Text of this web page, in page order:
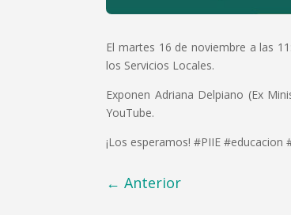
El martes 16 de noviembre a las
los Servicios Locales.
Exponen Adriana Delpiano (Ex
YouTube.
¡Los esperamos! #PIIE
←Anterior